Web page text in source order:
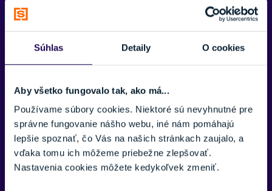
Súhlas Detaily O cookies
Aby všetko fungovalo tak, ako má...
Používame súbory cookies. Niektoré sú nevyhnutné pre
správne fungovanie nášho webu, iné nám pomáhajú
lepšie spoznať, čo Vás na našich stránkach zaujalo, a
vďaka tomu ich môžeme priebežne zlepšovať.
Nastavenia cookies môžete kedykoľvek zmeniť.
Brzdy
AL V-BRAKE
Plášte
VEE TIRE Speedster 14"x1,50 (40-254) 72 TPI
Sedlovka
AL 25,4 mm